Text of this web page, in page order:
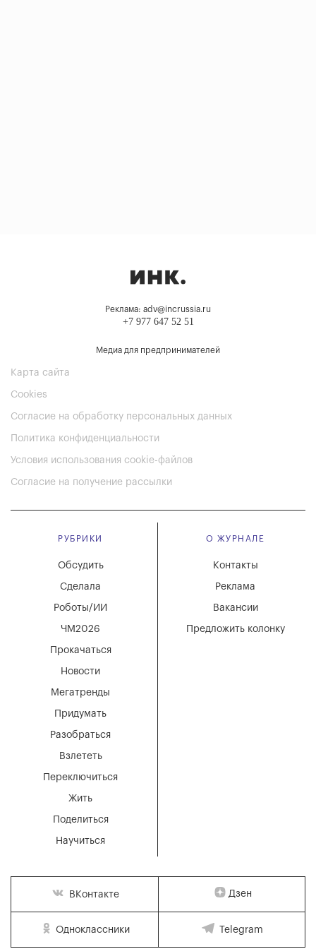
Реклама: adv@incrussia.ru
+7 977 647 52 51
Медиа для предпринимателей
Карта сайта
Cookies
Согласие на обработку персональных данных
Политика конфиденциальности
Условия использования cookie-файлов
Согласие на получение рассылки
РУБРИКИ
Мегатренды
Придумать
Разобраться
Взлететь
Новости
Переключиться
Жить
Поделиться
Научиться
Обсудить
Сделала
Роботы/ИИ
ЧМ2026
Прокачаться
О ЖУРНАЛЕ
Вакансии
Реклама
Контакты
Предложить колонку
ВКонтакте Дзен
Одноклассники Telegram